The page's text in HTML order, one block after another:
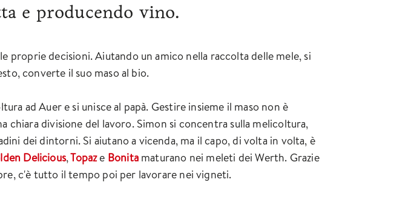
e producendo vino.
decisioni. Aiutando un amico nella raccolta delle mele, si
converte il suo maso al bio.
ad Auer e si unisce al papà. Gestire insieme il maso non è
divisione del lavoro. Simon si concentra sulla melicoltura,
dei dintorni. Si aiutano a vicenda, ma il capo, di volta in volta, è
Delicious,Topaze Bonita maturano nei meleti dei Werth. Grazie
c'è tutto il tempo poi per lavorare nei vigneti.